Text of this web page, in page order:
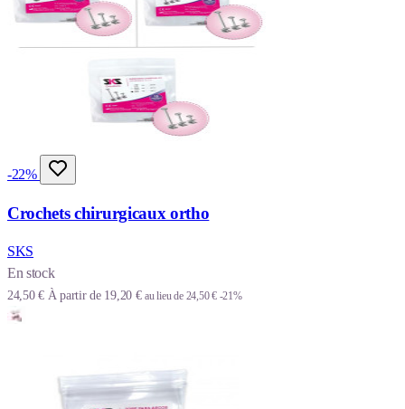
-22%
Crochets chirurgicaux ortho
SKS
En stock
24,50 € À partir de 19,20 € au lieu de 24,50 € -21%